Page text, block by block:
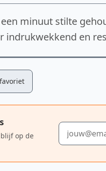
minuut stilte
indrukwekkend en
op de
E-mailadres